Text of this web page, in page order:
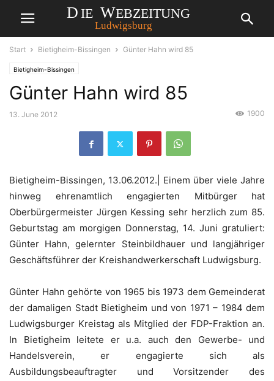
Start Bietigheim-Bissingen Günter Hahn wird 85
Bietigheim-Bissingen
Günter Hahn wird 85
13. June 2012 1900
Bietigheim-Bissingen, 13.06.2012.| Einem über viele Jahre
hinweg ehrenamtlich engagierten Mitbürger hat
Oberbürgermeister Jürgen Kessing sehr herzlich zum 85.
Geburtstag am morgigen Donnerstag, 14. Juni gratuliert:
Günter Hahn, gelernter Steinbildhauer und langjähriger
Geschäftsführer der Kreishandwerkerschaft Ludwigsburg.
Günter Hahn gehörte von 1965 bis 1973 dem Gemeinderat
der damaligen Stadt Bietigheim und von 1971 – 1984 dem
Ludwigsburger Kreistag als Mitglied der FDP-Fraktion an.
In Bietigheim leitete er u.a. auch den Gewerbe- und
Handelsverein, er engagierte sich als
Ausbildungsbeauftragter und Vorsitzender des